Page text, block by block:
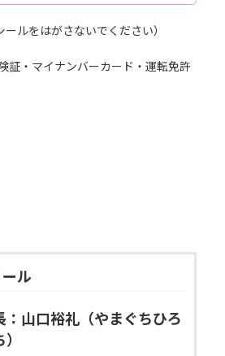
ルをはがさないでください）
証・マイナンバーカード・運転免許
ル
：山口裕礼（やまぐちひろ